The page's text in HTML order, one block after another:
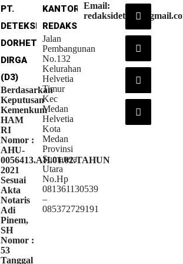
PT.
DETEKSI
DORHETA
DIRGA
(D3)
Berdasarkan
Keputusan
Kemenkum
HAM
RI
Nomor :
AHU-
0056413.AH.01.02.TAHUN
2021
Sesuai
Akta
Notaris
Adi
Pinem,
SH
Nomor :
53
Tanggal
KANTOR
REDAKSI
Jalan
Pembangunan
No.132
Kelurahan
Helvetia
Timur
Kec
Medan
Helvetia
Kota
Medan
Provinsi
Sumatera
Utara
No.Hp
081361130539
–
085372729191
Email: